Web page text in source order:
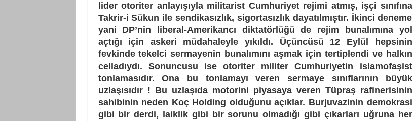
lider otoriter anlayışıyla militarist Cumhuriyet rejimi atmış, işçi sınıfına
Takrir-i Sükun ile sendikasızlık, sigortasızlık dayatılmıştır. İkinci deneme
yani DP’nin liberal-Amerikancı diktatörlüğü de rejim bunalımına yol
açtığı için askeri müdahaleyle yıkıldı. Üçüncüsü 12 Eylül hepsinin
fevkinde tekelci sermayenin bunalımını aşmak için tertiplendi ve halkın
celladıydı. Sonuncusu ise otoriter militer Cumhuriyetin islamofaşist
tonlamasıdır. Ona bu tonlamayı veren sermaye sınıflarının büyük
uzlaşısıdır ! Bu uzlaşıda motorini piyasaya veren Tüpraş rafinerisinin
sahibinin neden Koç Holding olduğunu açıklar. Burjuvazinin demokrasi
gibi bir derdi, laiklik gibi bir sorunu olmadığı gibi çıkarları uğruna her